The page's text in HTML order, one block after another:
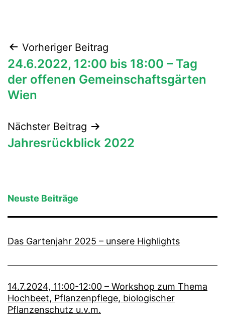
Beitragsnavigation
Vorheriger Beitrag
24.6.2022, 12:00 bis 18:00 – Tag
der offenen Gemeinschaftsgärten
Wien
Nächster Beitrag
Jahresrückblick 2022
Neuste Beiträge
Das Gartenjahr 2025 – unsere Highlights
14.7.2024, 11:00-12:00 – Workshop zum Thema
Hochbeet, Pflanzenpflege, biologischer
Pflanzenschutz u.v.m.